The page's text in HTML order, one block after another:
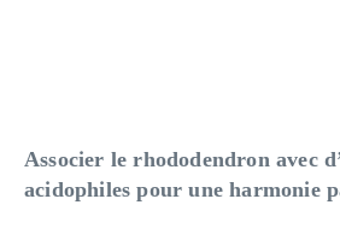
Associer le rhododendron avec
acidophiles pour une harmonie